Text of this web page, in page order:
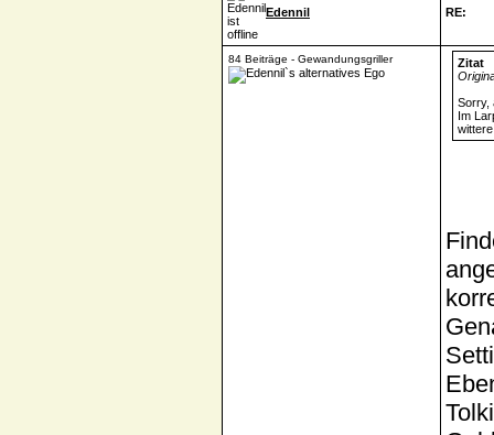
Edennil RE:
84 Beiträge - Gewandungsgriller
Zitat
Sorry,
Im